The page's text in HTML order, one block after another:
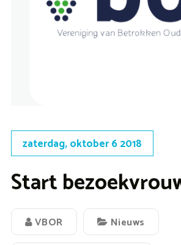
zaterdag, oktober 6 2018
Start
VBOR Nieuws